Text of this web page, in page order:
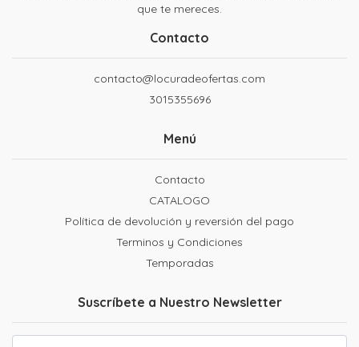
que te mereces.
Contacto
contacto@locuradeofertas.com
3015355696
Menú
Contacto
CATALOGO
Política de devolución y reversión del pago
Terminos y Condiciones
Temporadas
Suscríbete a Nuestro Newsletter